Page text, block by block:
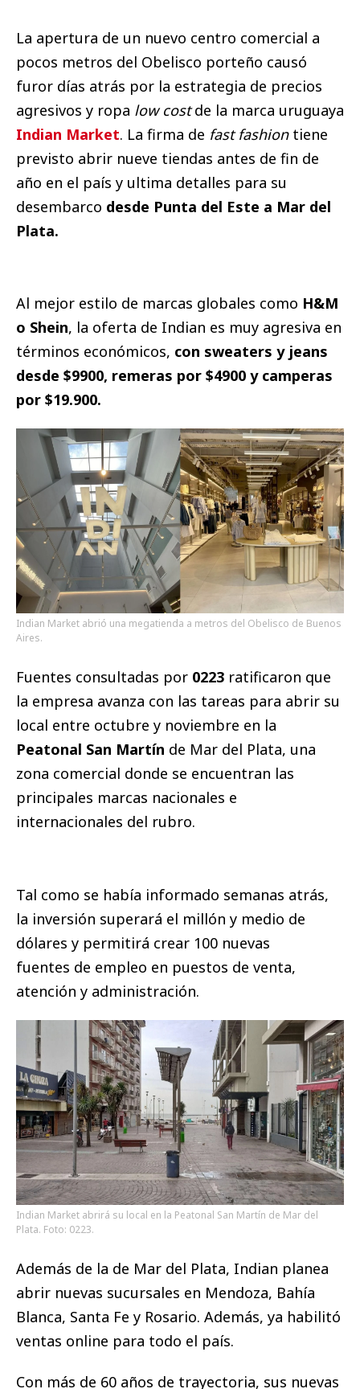
La apertura de un nuevo centro comercial a
pocos metros del Obelisco porteño causó
furor días atrás por la estrategia de precios
agresivos y ropa low costde la marca uruguaya
Indian Market. La firma de fast fashiontiene
previsto abrir nueve tiendas antes de fin de
año en el país y ultima detalles para su
desembarco desde Punta del Este a Mar del
Plata.
Al mejor estilo de marcas globales como H&M
o Shein, la oferta de Indian es muy agresiva en
términos económicos, con sweaters y jeans
desde $9900, remeras por $4900 y camperas
por $19.900.
Indian Market abrió una megatienda a metros del Obelisco de Buenos
Aires.
Fuentes consultadas por 0223 ratificaron que
la empresa avanza con las tareas para abrir su
local entre octubre y noviembre en la
Peatonal San Martín de Mar del Plata, una
zona comercial donde se encuentran las
principales marcas nacionales e
internacionales del rubro.
Tal como se había informado semanas atrás,
la inversión superará el millón y medio de
dólares y permitirá crear 100 nuevas
fuentes de empleo en puestos de venta,
atención y administración.
Indian Market abrirá su local en la Peatonal San Martín de Mar del
Plata. Foto: 0223.
Además de la de Mar del Plata, Indian planea
abrir nuevas sucursales en Mendoza, Bahía
Blanca, Santa Fe y Rosario. Además, ya habilitó
ventas online para todo el país.
Con más de 60 años de trayectoria, sus nuevas